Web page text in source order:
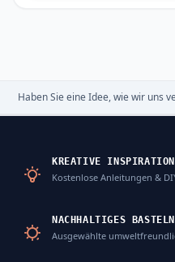
Haben Sie eine Idee, wie wir uns
KREATIVE INSPIRATION
Kostenlose Anleitungen &
NACHHALTIGES BASTELN
Ausgewählte